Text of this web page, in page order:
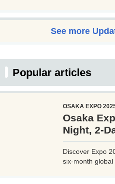
See more
Popular articles
OSAKA EXPO
Osaka
Night, 2-
Discover Expo
six-month global